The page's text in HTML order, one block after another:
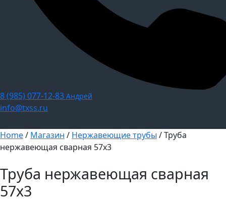
8 (985) 077-12-83 Андрей
info@txss.ru
Home/ Магазин / Нержавеющие трубы / Труба
нержавеющая сварная 57х3
Труба нержавеющая сварная
57х3